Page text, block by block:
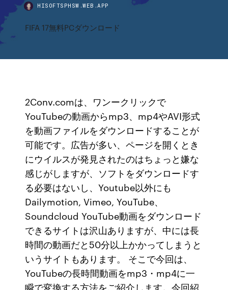
HISOFTSPHSW.WEB.APP
FIFA 17無料PCダウンロード
2Conv.comは、ワンークリックで
YouTubeの動画からmp3、mp4やAVI形式
を動画ファイルをダウンロードすることが
可能です。広告が多い、ページを開くとき
にウイルスが発見されたのはちょっと嫌な
感じがしますが、ソフトをダウンロードす
る必要はないし、Youtube以外にも
Dailymotion, Vimeo, YouTube、
Soundcloud YouTube動画をダウンロード
できるサイトは沢山ありますが、中には長
時間の動画だと50分以上かかってしまうと
いうサイトもあります。 そこで今回は、
YouTubeの長時間動画をmp3・mp4に一
瞬で変換する方法をご紹介します。今回紹